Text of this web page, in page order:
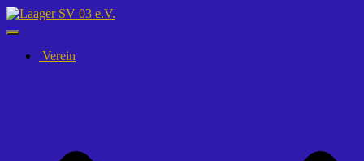
Navigation
umschalten
Verein